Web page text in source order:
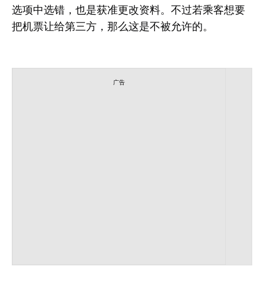
选项中选错，也是获准更改资料。不过若乘客想要
把机票让给第三方，那么这是不被允许的。
广告